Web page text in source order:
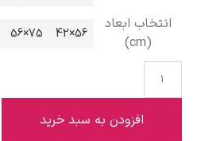
ابعاد
56×42
75×56
100×75
افزودن به سبد خرید